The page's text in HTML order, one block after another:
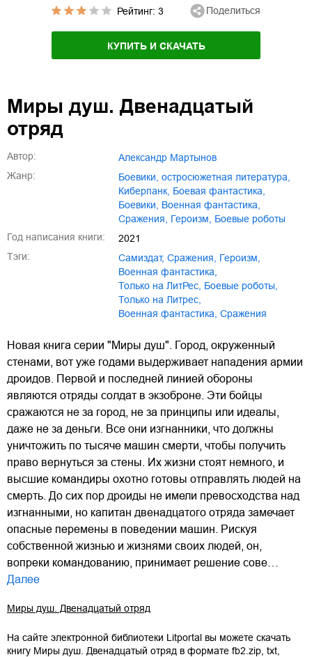
Рейтинг: 3 Поделиться
КУПИТЬ И СКАЧАТЬ
Миры душ. Двенадцатый
отряд
Автор:
Александр Мартынов
Жанр:
боевики, остросюжетная литература
киберпанк
боевая фантастика
боевики
военная фантастика
сражения
героизм
боевые роботы
Год написания книги:
2021
Тэги:
Самиздат, сражения героизм
военная фантастика
только на ЛитРес
боевые роботы
Только на Литрес
Военная фантастика
Сражения
Новая книга серии "Миры душ". Город, окруженный
стенами, вот уже годами выдерживает нападения армии
дроидов. Первой и последней линией обороны
являются отряды солдат в экзоброне. Эти бойцы
сражаются не за город, не за принципы или идеалы,
даже не за деньги. Все они изгнанники, что должны
уничтожить по тысяче машин смерти, чтобы получить
право вернуться за стены. Их жизни стоят немного, и
высшие командиры охотно готовы отправлять людей на
смерть. До сих пор дроиды не имели превосходства над
изгнанными, но капитан двенадцатого отряда замечает
опасные перемены в поведении машин. Рискуя
собственной жизнью и жизнями своих людей, он,
вопреки командованию, принимает решение сове…
Далее
Миры душ. Двенадцатый отряд
На сайте электронной библиотеки Litportal вы можете скачать
книгу Миры душ. Двенадцатый отряд в формате fb2.zip txt